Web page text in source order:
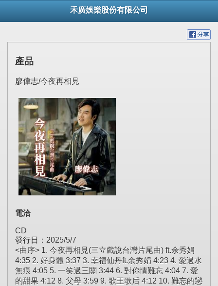
禾廣娛樂股份有限公司
產品
廖偉志/今夜再相見
電洽
CD
發行日：2025/5/7
<曲序> 1. 今夜再相見(三立戲說台灣片尾曲) ft.余秀娟
4:35 2. 好身體 3:37 3. 幸福仙丹ft.余秀娟 4:23 4. 愛過水
無痕 4:05 5. 一笑過三關 3:44 6. 對你情難忘 4:04 7. 愛
的甜果 4:12 8. 父母 3:59 9. 歌王歌后 4:12 10. 難忘的戀